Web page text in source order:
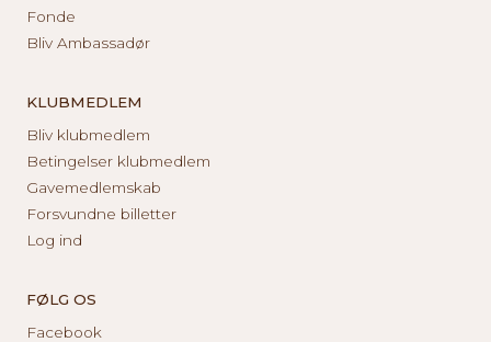
Fonde
Bliv Ambassadør
KLUBMEDLEM
Bliv klubmedlem
Betingelser klubmedlem
Gavemedlemskab
Forsvundne billetter
Log ind
FØLG OS
Facebook